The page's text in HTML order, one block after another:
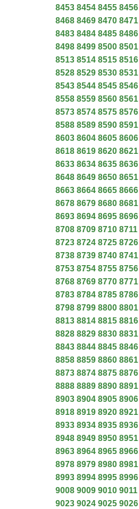
8453 8454 8455 8456
8468 8469 8470 8471
8483 8484 8485 8486
8498 8499 8500 8501
8513 8514 8515 8516
8528 8529 8530 8531
8543 8544 8545 8546
8558 8559 8560 8561
8573 8574 8575 8576
8588 8589 8590 8591
8603 8604 8605 8606
8618 8619 8620 8621
8633 8634 8635 8636
8648 8649 8650 8651
8663 8664 8665 8666
8678 8679 8680 8681
8693 8694 8695 8696
8708 8709 8710 8711
8723 8724 8725 8726
8738 8739 8740 8741
8753 8754 8755 8756
8768 8769 8770 8771
8783 8784 8785 8786
8798 8799 8800 8801
8813 8814 8815 8816
8828 8829 8830 8831
8843 8844 8845 8846
8858 8859 8860 8861
8873 8874 8875 8876
8888 8889 8890 8891
8903 8904 8905 8906
8918 8919 8920 8921
8933 8934 8935 8936
8948 8949 8950 8951
8963 8964 8965 8966
8978 8979 8980 8981
8993 8994 8995 8996
9008 9009 9010 9011
9023 9024 9025 9026